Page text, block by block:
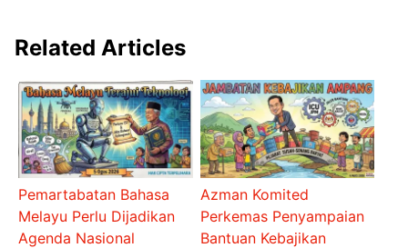
Related Articles
Pemartabatan Bahasa
Melayu Perlu Dijadikan
Agenda Nasional
Azman Komited
Perkemas Penyampaian
Bantuan Kebajikan